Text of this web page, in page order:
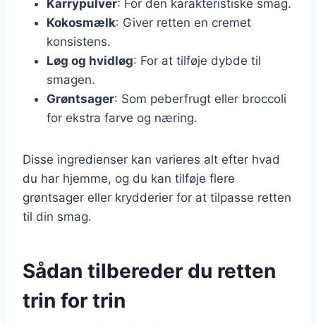
Karrypulver: For den karakteristiske smag.
Kokosmælk: Giver retten en cremet
konsistens.
Løg og hvidløg: For at tilføje dybde til
smagen.
Grøntsager: Som peberfrugt eller broccoli
for ekstra farve og næring.
Disse ingredienser kan varieres alt efter hvad
du har hjemme, og du kan tilføje flere
grøntsager eller krydderier for at tilpasse retten
til din smag.
Sådan tilbereder du retten
trin for trin